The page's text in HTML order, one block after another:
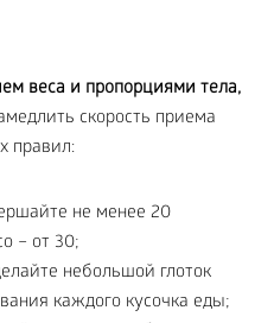
веса и пропорциями тела,
скорость приема
правил:
не менее 20
– от 30;
небольшой глоток
каждого кусочка еды;